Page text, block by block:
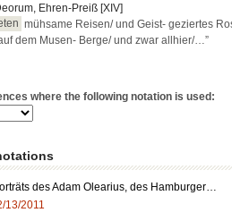
Ehren-Preiß [XIV]
mühsame Reisen/ und Geist- geziertes
dem Musen- Berge/ und zwar allhier/…”
where the following notation is used:
des Adam Olearius, des Hamburger…
13/2011